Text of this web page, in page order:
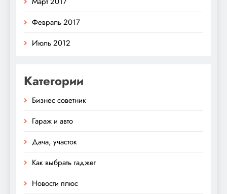
Февраль 2017
Июль 2012
Категории
Бизнес советник
Гараж и авто
Дача, участок
Как выбрать гаджет
Новости плюс